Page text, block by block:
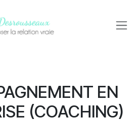
EN
(COACHING)